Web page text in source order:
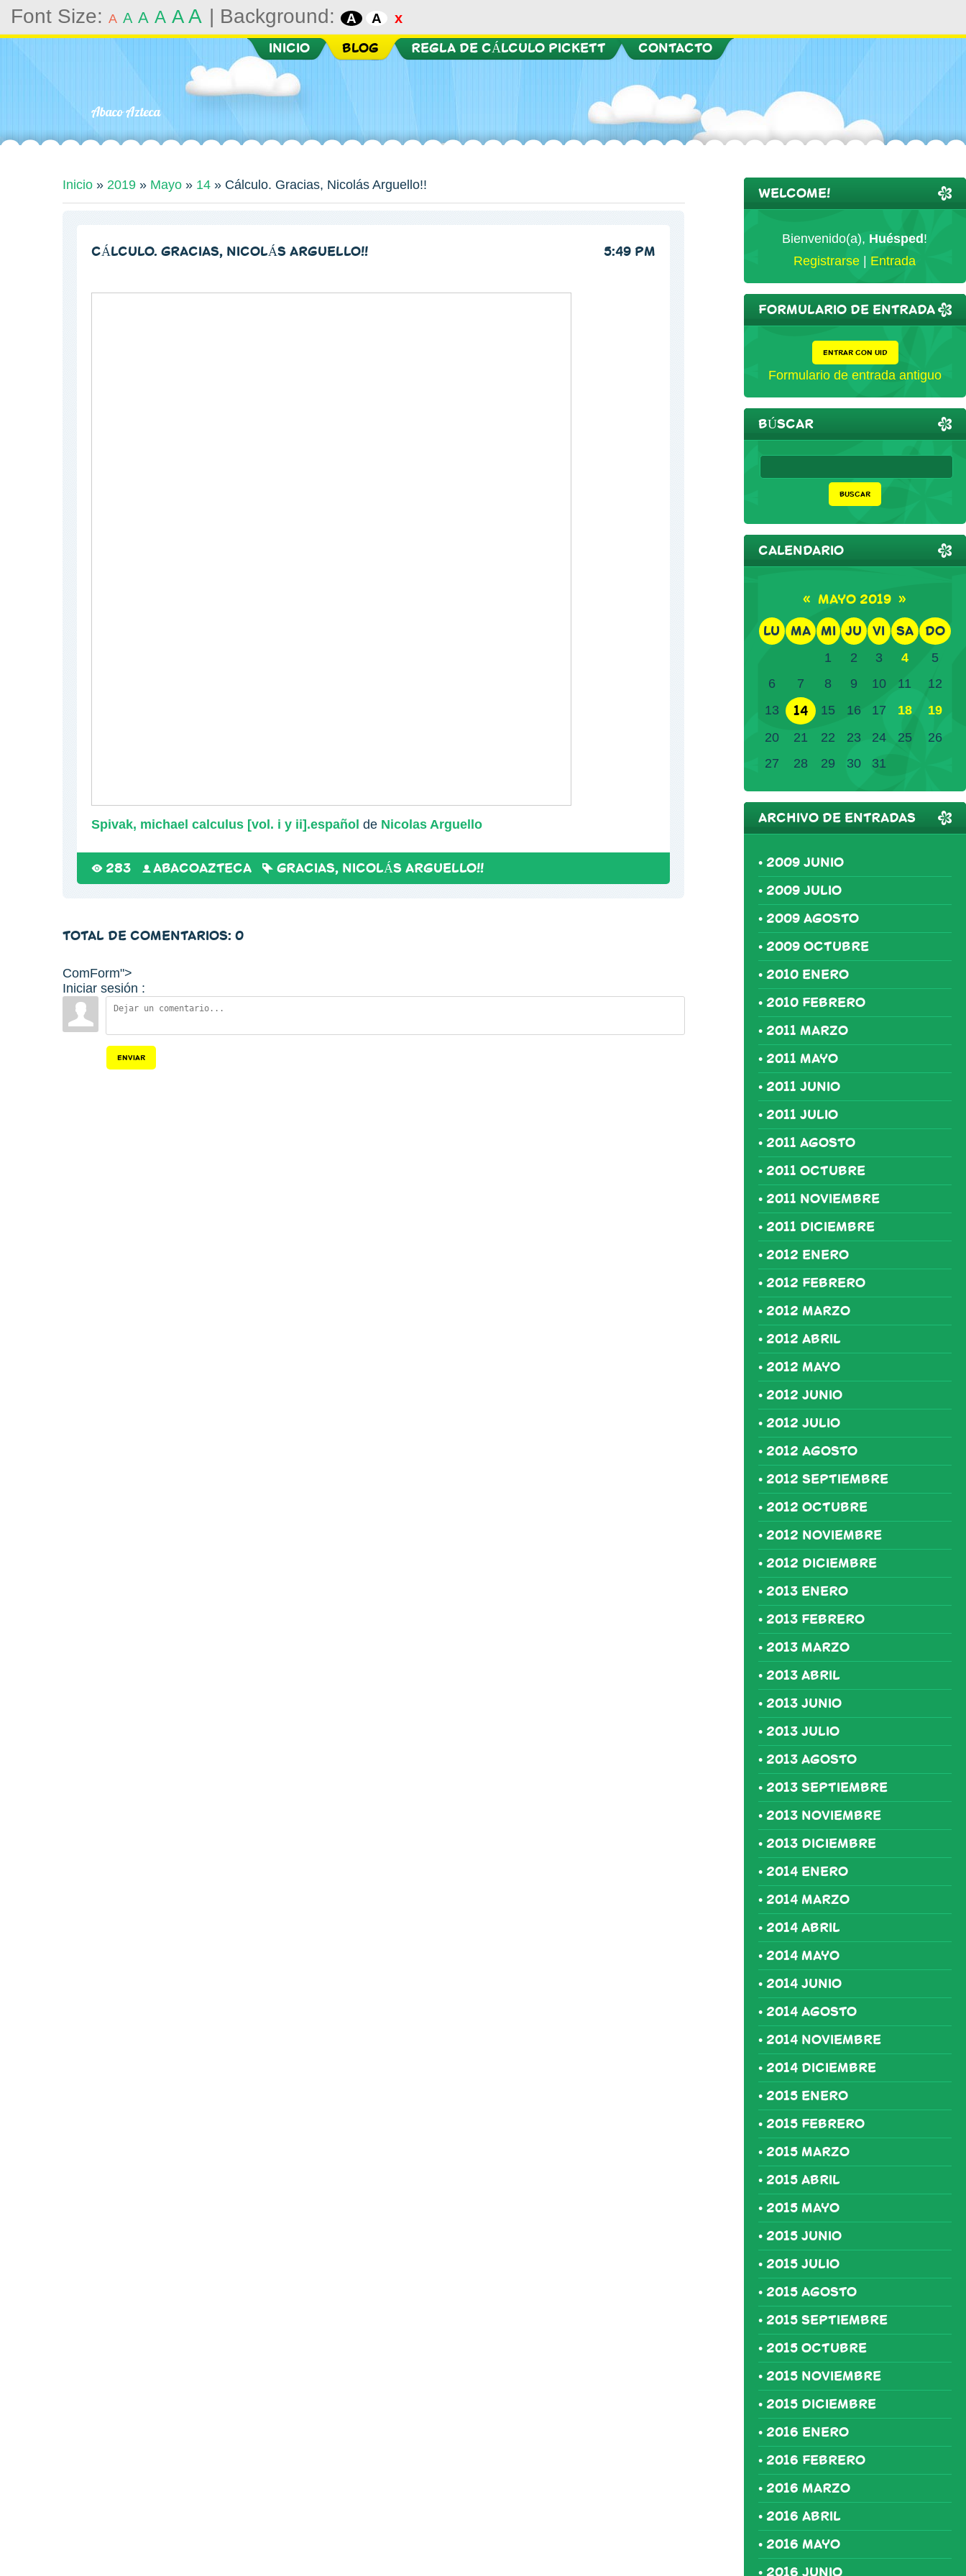
Font Size: A A A A A A | Background: A A x
INICIO BLOG REGLA DE CÁLCULO PICKETT CONTACTO
Abaco Azteca
Inicio » 2019 » Mayo » 14 » Cálculo. Gracias, Nicolás Arguello!!
5:49 PM
CÁLCULO. GRACIAS, NICOLÁS ARGUELLO!!
Spivak, michael calculus [vol. i y ii].español de Nicolas Arguello
283 ABACOAZTECA GRACIAS, NICOLÁS ARGUELLO!!
TOTAL DE COMENTARIOS: 0
ComForm">
Iniciar sesión :
ENVIAR
WELCOME!
Bienvenido(a), Huésped !
Registrarse
Entrada
FORMULARIO DE ENTRADA
ENTRAR CON UID
Formulario de entrada antiguo
BÚSCAR
CALENDARIO
« MAYO 2019 »
LU
MA MI JU VI SA DO
1 2 3 4
5
6
7 8 9 10 11
12
13
14 15 16 17 18
19
20
21 22 23 24 25
26
27
28 29 30 31
ARCHIVO DE ENTRADAS
2009 JUNIO
2009 JULIO
2009 AGOSTO
2009 OCTUBRE
2010 ENERO
2010 FEBRERO
2011 MARZO
2011 MAYO
2011 JUNIO
2011 JULIO
2011 AGOSTO
2011 OCTUBRE
2011 NOVIEMBRE
2011 DICIEMBRE
2012 ENERO
2012 FEBRERO
2012 MARZO
2012 ABRIL
2012 MAYO
2012 JUNIO
2012 JULIO
2012 AGOSTO
2012 SEPTIEMBRE
2012 OCTUBRE
2012 NOVIEMBRE
2012 DICIEMBRE
2013 ENERO
2013 FEBRERO
2013 MARZO
2013 ABRIL
2013 JUNIO
2013 JULIO
2013 AGOSTO
2013 SEPTIEMBRE
2013 NOVIEMBRE
2013 DICIEMBRE
2014 ENERO
2014 MARZO
2014 ABRIL
2014 MAYO
2014 JUNIO
2014 AGOSTO
2014 NOVIEMBRE
2014 DICIEMBRE
2015 ENERO
2015 FEBRERO
2015 MARZO
2015 ABRIL
2015 MAYO
2015 JUNIO
2015 JULIO
2015 AGOSTO
2015 SEPTIEMBRE
2015 OCTUBRE
2015 NOVIEMBRE
2015 DICIEMBRE
2016 ENERO
2016 FEBRERO
2016 MARZO
2016 ABRIL
2016 MAYO
2016 JUNIO